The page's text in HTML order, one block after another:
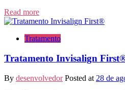
Read more
Tratamento
Tratamento Invisalign
By desenvolvedor Posted at 28 de